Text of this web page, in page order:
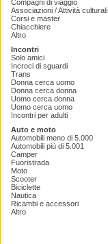
Compagni di viaggio
Associazioni / Attività culturali
Corsi e master
Chiacchiere
Altro
Incontri
Solo amici
Incroci di sguardi
Trans
Donna cerca uomo
Donna cerca donna
Uomo cerca donna
Uomo cerca uomo
Incontri per adulti
Auto e moto
Automobili meno di 5.000
Automobili più di 5.001
Camper
Fuoristrada
Moto
Scooter
Biciclette
Nautica
Ricambi e accessori
Altro